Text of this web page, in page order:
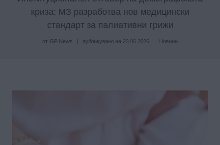
криза: МЗ разработва нов медицински
стандарт за палиативни грижи
от GP News публикувано на 23.06.2026 Новини